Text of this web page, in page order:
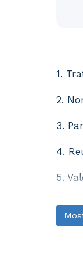
1.
1.
2.
3.
4.
5.